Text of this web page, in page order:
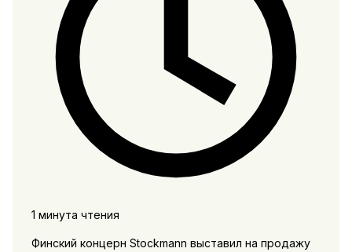
1 минута чтения
Финский концерн Stockmann выставил на продажу